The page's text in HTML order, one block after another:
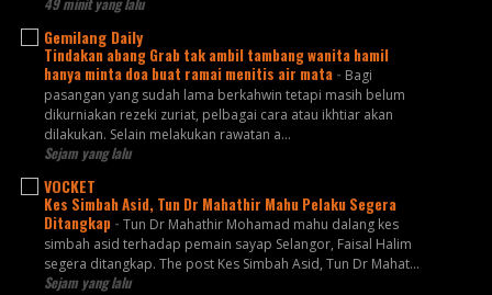
49 minit yang lalu
Gemilang Daily
Tindakan abang Grab tak ambil tambang wanita hamil
hanya minta doa buat ramai menitis air mata - Bagi
pasangan yang sudah lama berkahwin tetapi masih belum
dikurniakan rezeki zuriat, pelbagai cara atau ikhtiar akan
dilakukan. Selain melakukan rawatan a...
Sejam yang lalu
VOCKET
Kes Simbah Asid, Tun Dr Mahathir Mahu Pelaku Segera
Ditangkap - Tun Dr Mahathir Mohamad mahu dalang kes
simbah asid terhadap pemain sayap Selangor, Faisal Halim
segera ditangkap. The post Kes Simbah Asid, Tun Dr Mahat...
Sejam yang lalu